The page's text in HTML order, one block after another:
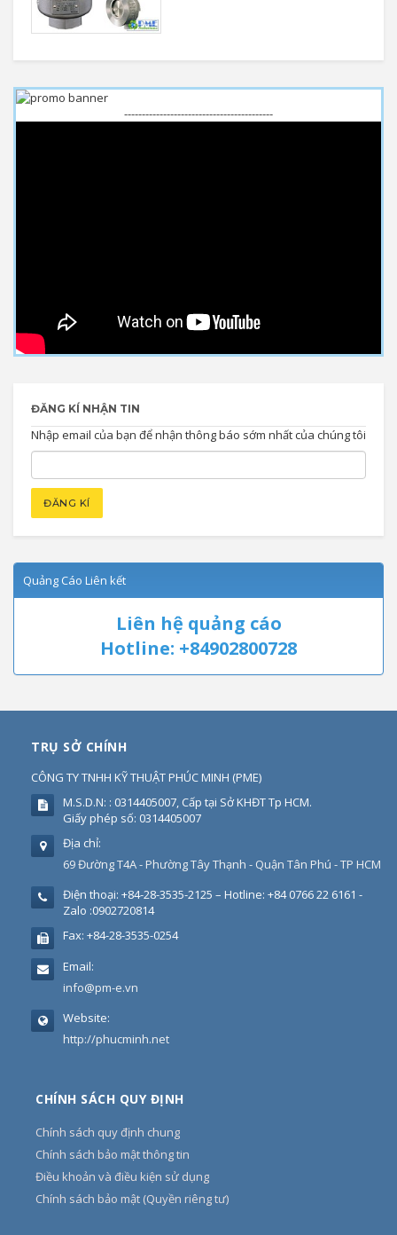
------------------------------------------
ĐĂNG KÍ NHẬN TIN
Nhập email của bạn để nhận thông báo sớm nhất của chúng tôi
Quảng Cáo Liên kết
Liên hệ quảng cáo
Hotline: +84902800728
TRỤ SỞ CHÍNH
CÔNG TY TNHH KỸ THUẬT PHÚC MINH (PME)
M.S.D.N: : 0314405007, Cấp tại Sở KHĐT Tp HCM.
Giấy phép số: 0314405007
Địa chỉ:
69 Đường T4A - Phường Tây Thạnh - Quận Tân Phú - TP HCM
Điện thoại: +84-28-3535-2125 – Hotline: +84 0766 22 6161 -
Zalo :0902720814
Fax: +84-28-3535-0254
Email:
info@pm-e.vn
Website:
http://phucminh.net
CHÍNH SÁCH QUY ĐỊNH
Chính sách quy định chung
Chính sách bảo mật thông tin
Điều khoản và điều kiện sử dụng
Chính sách bảo mật (Quyền riêng tư)